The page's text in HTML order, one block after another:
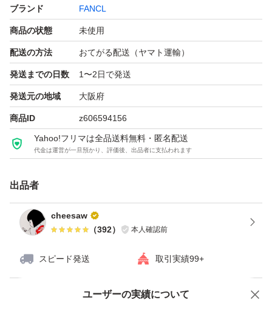
ブランド FANCL
商品の状態 未使用
配送の方法 おてがる配送（ヤマト運輸）
発送までの日数 1〜2日で発送
発送元の地域 大阪府
商品ID z606594156
Yahoo!フリマは全品送料無料・匿名配送
代金は運営が一旦預かり、評価後、出品者に支払われます
出品者
cheesaw
（392） 本人確認前
スピード発送 取引実績99+
ユーザーの実績について
価格の相談 商品への質問